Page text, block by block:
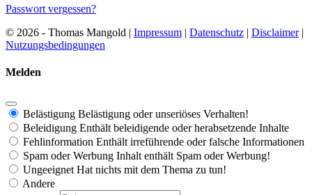
Passwort vergessen?
© 2026 - Thomas Mangold | Impressum | Datenschutz | Disclaimer|
Nutzungsbedingungen
Melden
Belästigung Belästigung oder unseriöses Verhalten!
Beleidigung Enthält beleidigende oder herabsetzende Inhalte
Fehlinformation Enthält irreführende oder falsche Informationen
Spam oder Werbung Inhalt enthält Spam oder Werbung!
Ungeeignet Hat nichts mit dem Thema zu tun!
Andere